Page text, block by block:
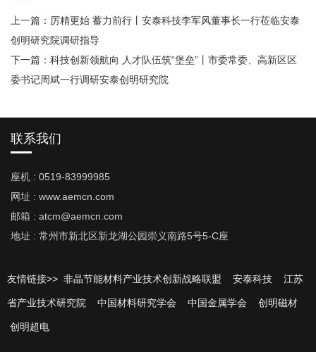
上一篇： 厉精更始 蓄力前行丨安泰科技李军风董事长一行莅临安泰
创明研究院调研指导
下一篇： 科技创新领航向 人才队伍筑“堡垒”丨市委常委、高新区区
委书记周斌一行调研安泰创明研究院
联系我们
座机 : 0519-83999985
网址 : www.aemcn.com
邮箱 : atcm@aemcn.com
地址 : 常州市新北区新龙湖公园崇义南路5号5-C座
友情链接>> 非晶节能材料产业技术创新战略联盟 安泰科技 江苏
省产业技术研究院 中国材料研究学会 中国金属学会 创明磁材
创明超电